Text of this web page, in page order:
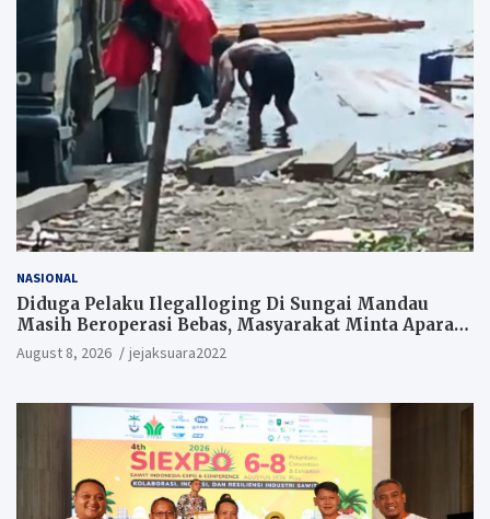
NASIONAL
Diduga Pelaku Ilegalloging Di Sungai Mandau
Masih Beroperasi Bebas, Masyarakat Minta Aparat
Penegak Hukum Segera Tangkap Aktor Dan
Pengurus.
August 8, 2026 jejaksuara2022